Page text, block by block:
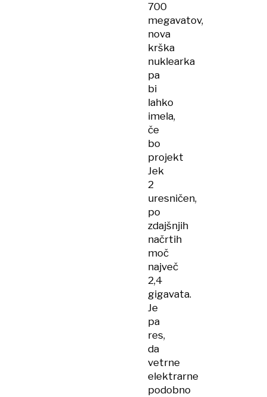
700
megavatov,
nova
krška
nuklearka
pa
bi
lahko
imela,
če
bo
projekt
Jek
2
uresničen,
po
zdajšnjih
načrtih
moč
največ
2,4
gigavata.
Je
pa
res,
da
vetrne
elektrarne
podobno